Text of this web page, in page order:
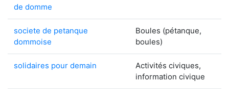
de domme
societe de petanque
dommoise
Boules (pétanque,
boules)
solidaires pour demain
Activités civiques,
information civique